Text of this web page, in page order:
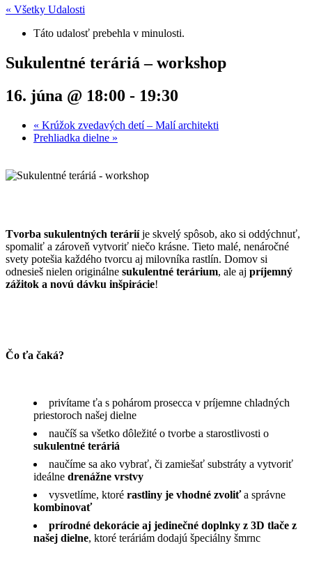
« Všetky Udalosti
Táto udalosť prebehla v minulosti.
Sukulentné teráriá – workshop
16. júna @ 18:00 - 19:30
« Krúžok zvedavých detí – Malí architekti
Prehliadka dielne »
Tvorba sukulentných teráriíje skvelý spôsob, ako si oddýchnuť,
spomaliť a zároveň vytvoriť niečo krásne. Tieto malé, nenáročné
svety potešia každého tvorcu aj milovníka rastlín. Domov si
odnesieš nielen originálne sukulentné terárium, ale aj príjemný
zážitok a novú dávku inšpirácie!
Čo ťa čaká?
privítame ťa s pohárom prosecca v príjemne chladných
priestoroch našej dielne
naučíš sa všetko dôležité o tvorbe a starostlivosti o
sukulentné teráriá
naučíme sa ako vybrať, či zamiešať substráty a vytvoriť
ideálne drenážne vrstvy
vysvetlíme, ktoré rastliny je vhodné zvoliťa správne
kombinovať
prírodné dekorácie aj jedinečné doplnky z 3D tlače z
našej dielne, ktoré teráriám dodajú špeciálny šmrnc